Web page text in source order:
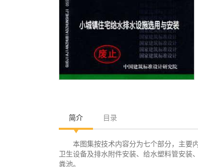
简介 目录
本图集按技术内容分为七个部分，主要
卫生设备及排水附件安装、给水塑料管安
粪池。